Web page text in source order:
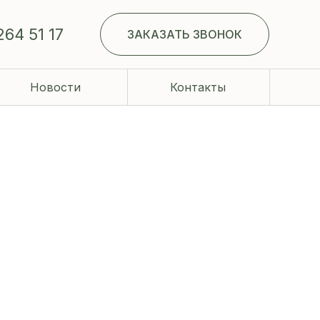
Контакты
ЗАКАЗАТЬ ЗВОНОК
51 17
Новости